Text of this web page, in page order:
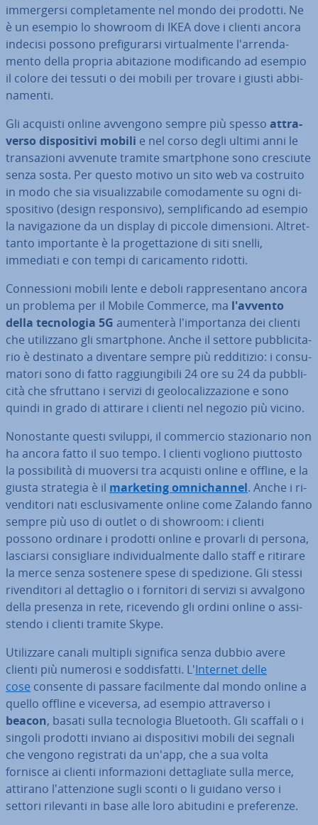
im­mer­ger­si com­ple­ta­men­te nel mondo dei prodotti. Ne
è un esempio lo showroom di IKEA dove i clienti ancora
indecisi possono pre­fi­gu­rar­si vir­tual­men­te l'ar­ren­da­
men­to della propria abi­ta­zio­ne mo­di­fi­can­do ad esempio
il colore dei tessuti o dei mobili per trovare i giusti ab­bi­
na­men­ti.
Gli acquisti online avvengono sempre più spesso at­tra­
ver­so di­spo­si­ti­vi mobili e nel corso degli ultimi anni le
tran­sa­zio­ni avvenute tramite smart­pho­ne sono cresciute
senza sosta. Per questo motivo un sito web va costruito
in modo che sia vi­sua­liz­za­bi­le co­mo­da­men­te su ogni di­
spo­si­ti­vo (design re­spon­si­vo), sem­pli­fi­can­do ad esempio
la na­vi­ga­zio­ne da un display di piccole di­men­sio­ni. Al­tret­
tan­to im­por­tan­te è la pro­get­ta­zio­ne di siti snelli,
immediati e con tempi di ca­ri­ca­men­to ridotti.
Con­nes­sio­ni mobili lente e deboli rap­pre­sen­ta­no ancora
un problema per il Mobile Commerce, ma l'avvento
della tec­no­lo­gia 5G aumenterà l'im­por­tan­za dei clienti
che uti­liz­za­no gli smart­pho­ne. Anche il settore pub­bli­ci­ta­
rio è destinato a diventare sempre più red­di­ti­zio: i con­su­
ma­to­ri sono di fatto rag­giun­gi­bi­li 24 ore su 24 da pub­bli­
ci­tà che sfruttano i servizi di geo­lo­ca­liz­za­zio­ne e sono
quindi in grado di attirare i clienti nel negozio più vicino.
No­no­stan­te questi sviluppi, il commercio sta­zio­na­rio non
ha ancora fatto il suo tempo. I clienti vogliono piuttosto
la pos­si­bi­li­tà di muoversi tra acquisti online e offline, e la
giusta strategia è il marketing om­ni­chan­nel. Anche i ri­
ven­di­to­ri nati esclu­si­va­men­te online come Zalando fanno
sempre più uso di outlet o di showroom: i clienti
possono ordinare i prodotti online e provarli di persona,
lasciarsi con­si­glia­re in­di­vi­dual­men­te dallo staff e ritirare
la merce senza sostenere spese di spe­di­zio­ne. Gli stessi
ri­ven­di­to­ri al dettaglio o i fornitori di servizi si avvalgono
della presenza in rete, ricevendo gli ordini online o as­si­
sten­do i clienti tramite Skype.
Uti­liz­za­re canali multipli significa senza dubbio avere
clienti più numerosi e sod­di­sfat­ti. L'Internet delle
cose consente di passare fa­cil­men­te dal mondo online a
quello offline e viceversa, ad esempio at­tra­ver­so i
beacon, basati sulla tec­no­lo­gia Bluetooth. Gli scaffali o i
singoli prodotti inviano ai di­spo­si­ti­vi mobili dei segnali
che vengono re­gi­stra­ti da un'app, che a sua volta
fornisce ai clienti in­for­ma­zio­ni det­ta­glia­te sulla merce,
attirano l'at­ten­zio­ne sugli sconti o li guidano verso i
settori rilevanti in base alle loro abitudini e pre­fe­ren­ze.